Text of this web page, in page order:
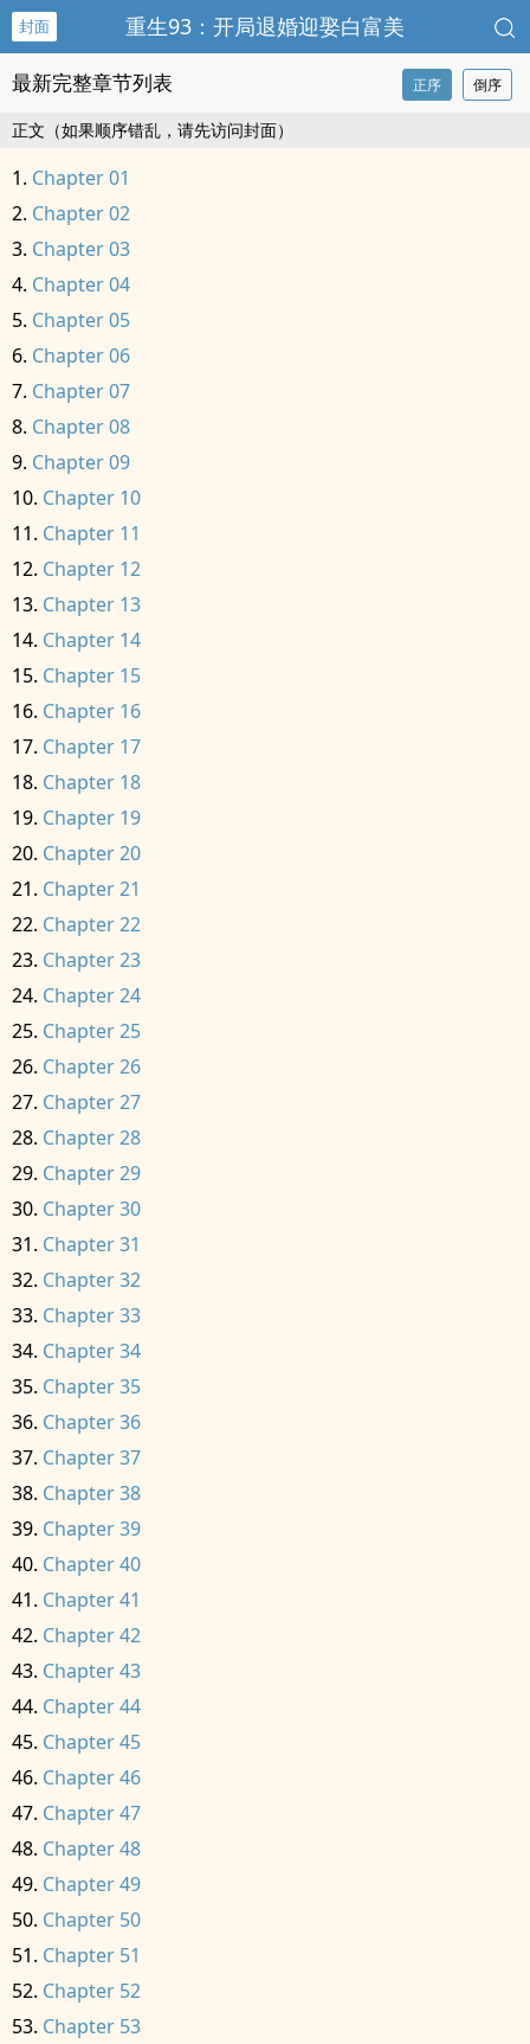
封面 重生93：开局退婚迎娶白富美
最新完整章节列表 正序 倒序
正文（如果顺序错乱，请先访问封面）
Chapter 01
Chapter 02
Chapter 03
Chapter 04
Chapter 05
Chapter 06
Chapter 07
Chapter 08
Chapter 09
Chapter 10
Chapter 11
Chapter 12
Chapter 13
Chapter 14
Chapter 15
Chapter 16
Chapter 17
Chapter 18
Chapter 19
Chapter 20
Chapter 21
Chapter 22
Chapter 23
Chapter 24
Chapter 25
Chapter 26
Chapter 27
Chapter 28
Chapter 29
Chapter 30
Chapter 31
Chapter 32
Chapter 33
Chapter 34
Chapter 35
Chapter 36
Chapter 37
Chapter 38
Chapter 39
Chapter 40
Chapter 41
Chapter 42
Chapter 43
Chapter 44
Chapter 45
Chapter 46
Chapter 47
Chapter 48
Chapter 49
Chapter 50
Chapter 51
Chapter 52
Chapter 53